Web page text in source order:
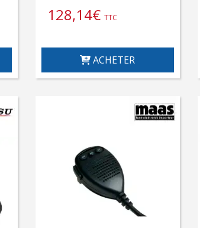
128,14€ TTC
ACHETER